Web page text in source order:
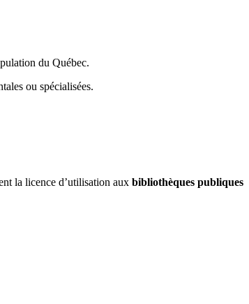
du Québec.
ou spécialisées.
la licence d’utilisation aux bibliothèques publiques